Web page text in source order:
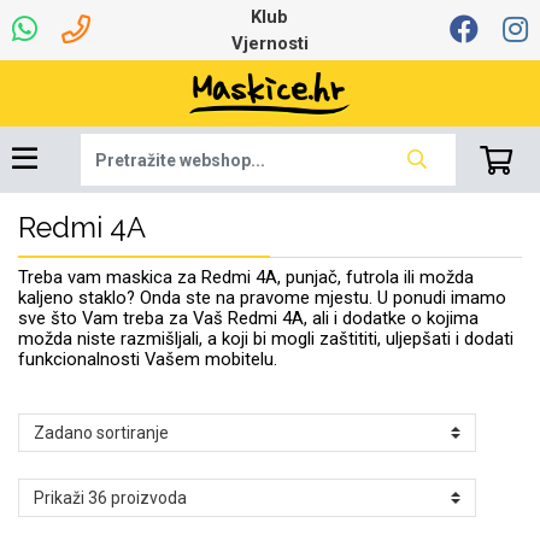
Klub
Vjernosti
Redmi 4A
Treba vam maskica za Redmi 4A, punjač, futrola ili možda
kaljeno staklo? Onda ste na pravome mjestu. U ponudi imamo
sve što Vam treba za Vaš Redmi 4A, ali i dodatke o kojima
možda niste razmišljali, a koji bi mogli zaštititi, uljepšati i dodati
funkcionalnosti Vašem mobitelu.
Dinamo maskice za
mobitel
Robotski usisavači
Ventilatori
Najprodavanije -
TOP 100
Ljetna kolekcija
Winter Line Art
Apple
Univerzalna oprema
za tablet
7.0 - 8.0 inča
9.0 - 10.0 inča 10.0 - 12.0 inča
Apple
Igračke i ostalo
Selfie Stick
Držači za stol Držači za bicikl
Punjači
Autopunjači Power bank
Mikrofoni
Žičane slušalice Bluetooth Zvučnici
Pametni Satovi
memorijske kartice
Oprema za Smart
Auto Kamere
Podloga za miš
Web kamere i
mikrofoni
Punjači za laptope
Ruksaci i torbice